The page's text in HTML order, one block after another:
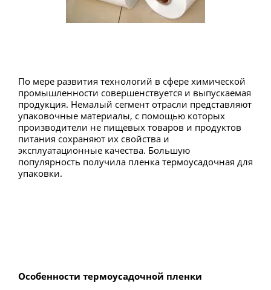
По мере развития технологий в сфере химической
промышленности совершенствуется и выпускаемая
продукция. Немалый сегмент отрасли представляют
упаковочные материалы, с помощью которых
производители не пищевых товаров и продуктов
питания сохраняют их свойства и
эксплуатационные качества. Большую
популярность получила пленка термоусадочная для
упаковки.
Особенности термоусадочной пленки